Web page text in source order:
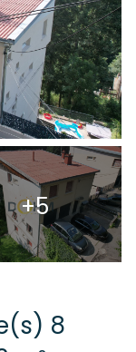
+5